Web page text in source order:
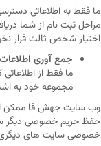
ما فقط به اطلاعاتی
مراحل ثبت نام از شما
اختیار شخص ثالث قرار
جمع آوری
ما فقط از
مجموعه خود به
وب سایت جهش فا ممکن
حفظ حریم خصوصی دیگر
خصوصی سایت های دیگری